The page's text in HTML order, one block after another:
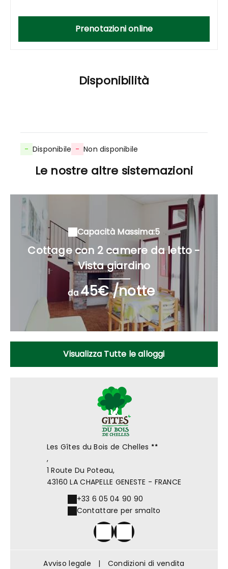
Prenotazioni online
Disponibilità
- Disponibile - Non disponibile
Le nostre altre sistemazioni
Capacità Massima:5
Cottage con 2 camere da letto -
Vista giardino
da45€ /notte
Visualizza Tutte le alloggi
Les Gîtes du Bois de Chelles
,
1 Route Du Poteau,
43160 LA CHAPELLE GENESTE - FRANCE
+33 6 05 04 90 90
Contattare per smalto
Avviso legale | Condizioni di vendita